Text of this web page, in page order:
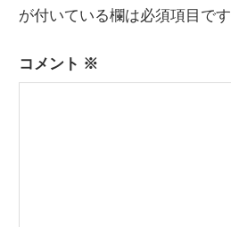
ビ
ゲ
ー
が付いている欄は必須項目です
コメント ※